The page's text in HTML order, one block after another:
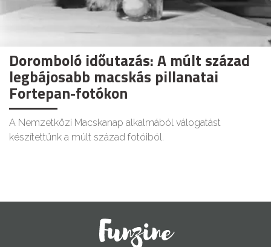
Doromboló időutazás: A múlt század
legbájosabb macskás pillanatai
Fortepan-fotókon
A Nemzetközi Macskanap alkalmából válogatást
készítettünk a múlt század fotóiból.